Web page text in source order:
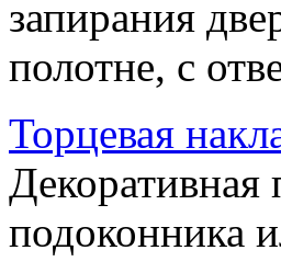
запирания
полотне, с
Торцевая
Декоративная
подоконника